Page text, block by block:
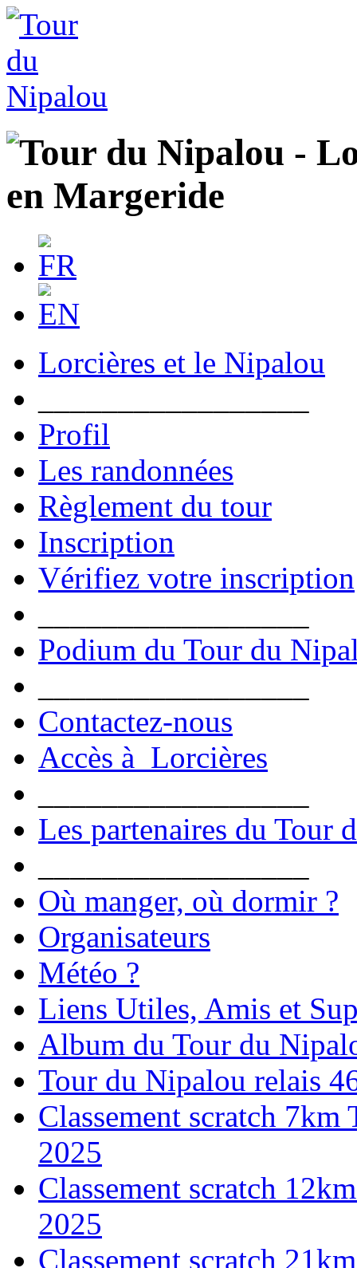
Lorcières et le Nipalou
Profil
Les randonnées
Règlement du tour
Inscription
Vérifiez votre inscription
Podium du Tour du
Contactez-nous
Accès à Lorcières
Les partenaires du Tour
Où manger, où dormir ?
Organisateurs
Météo ?
Liens Utiles, Amis et
Album du Tour du
Tour du Nipalou relais
Classement scratch
2025
Classement scratch
2025
Classement scratch